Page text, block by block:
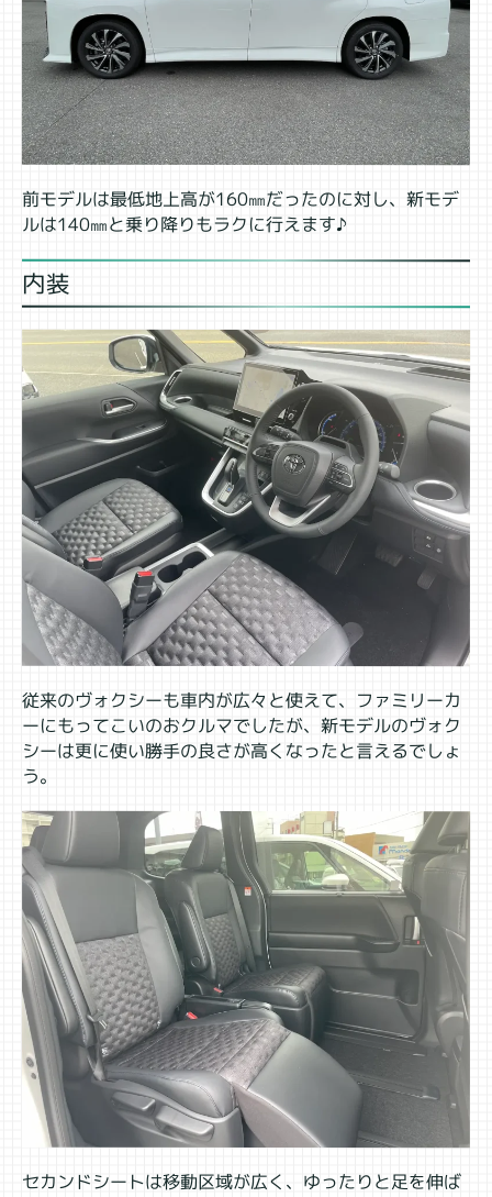
前モデルは最低地上高が160㎜だったのに対し、新モデ
ルは140㎜と乗り降りもラクに行えます♪
内装
従来のヴォクシーも車内が広々と使えて、ファミリーカ
ーにもってこいのおクルマでしたが、新モデルのヴォク
シーは更に使い勝手の良さが高くなったと言えるでしょ
う。
セカンドシートは移動区域が広く、ゆったりと足を伸ば